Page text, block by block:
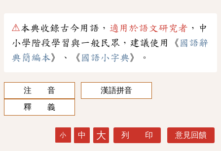
⚠本典收錄古今用語， 適用於語文研究者 ，中
小學階段學習與一般民眾，建議使用《 國語辭
典簡編本》、《 國語小字典》。
注 音
漢語拼音
釋 義
小 中 大 列 印 意見回饋